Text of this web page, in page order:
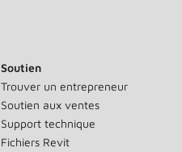
Soutien
Trouver un entrepreneur
Soutien aux ventes
Support technique
Fichiers Revit